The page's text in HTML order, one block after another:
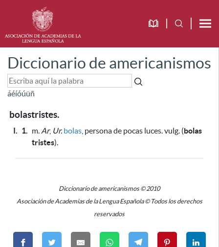
Diccionario de americanismos
áéíóúüñ
bolastristes.
I. 1. m. Ar, Ur. bolas , persona de pocas luces. vulg. (bolas
tristes).
Diccionario de americanismos © 2010
Asociación de Academias de la Lengua Española © Todos los derechos
reservados